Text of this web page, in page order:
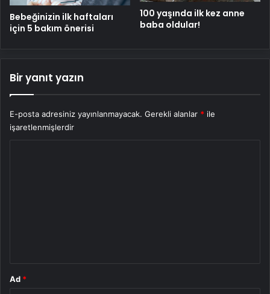
Bebeğinizin ilk haftaları
için 5 bakım önerisi
100 yaşında ilk kez anne
baba oldular!
Bir yanıt yazın
E-posta adresiniz yayınlanmayacak. Gerekli alanlar * ile
işaretlenmişlerdir
Ad *